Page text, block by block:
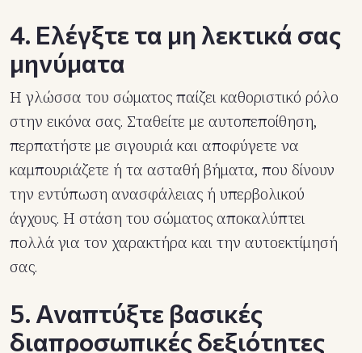
4. Ελέγξτε τα μη λεκτικά σας
μηνύματα
Η γλώσσα του σώματος παίζει καθοριστικό ρόλο
στην εικόνα σας. Σταθείτε με αυτοπεποίθηση,
περπατήστε με σιγουριά και αποφύγετε να
καμπουριάζετε ή τα ασταθή βήματα, που δίνουν
την εντύπωση ανασφάλειας ή υπερβολικού
άγχους. Η στάση του σώματος αποκαλύπτει
πολλά για τον χαρακτήρα και την αυτοεκτίμησή
σας.
5. Αναπτύξτε βασικές
διαπροσωπικές δεξιότητες